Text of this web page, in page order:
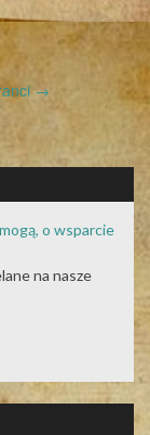
→
o wsparcie
na nasze